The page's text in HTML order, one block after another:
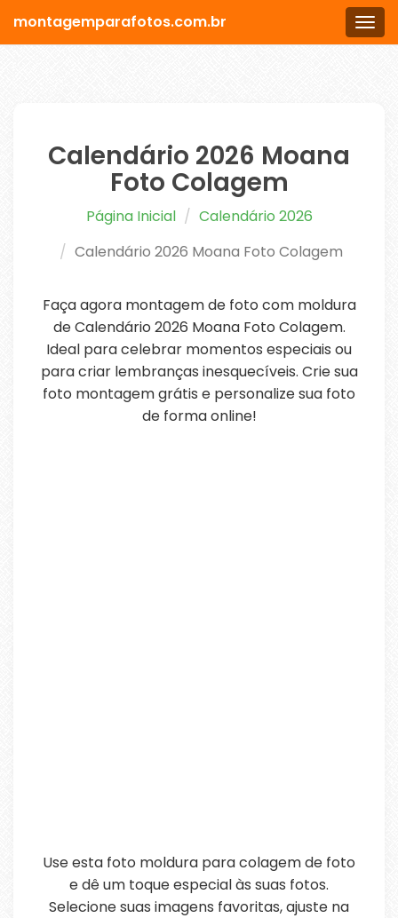
Menu
montagemparafotos.com.br
Calendário 2026 Moana
Foto Colagem
Página Inicial
Calendário 2026
Calendário 2026 Moana Foto Colagem
Faça agora montagem de foto com moldura
de Calendário 2026 Moana Foto Colagem.
Ideal para celebrar momentos especiais ou
para criar lembranças inesquecíveis. Crie sua
foto montagem grátis e personalize sua foto
de forma online!
Use esta foto moldura para colagem de foto
e dê um toque especial às suas fotos.
Selecione suas imagens favoritas, ajuste na